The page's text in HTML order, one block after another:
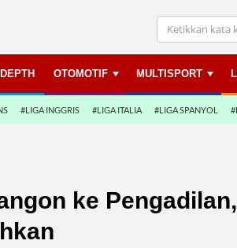
OTOMOTIF MULTISPORT
#LIGA INGGRIS #LIGA ITALIA #LIGA SPANYOL
ke Pengadilan,